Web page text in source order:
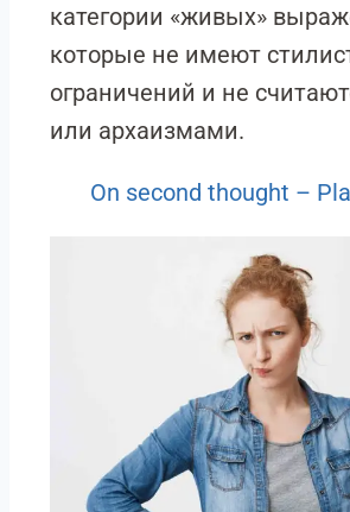
категории «живых»
которые не имеют
ограничений и не
или архаизмами.
On second thought –